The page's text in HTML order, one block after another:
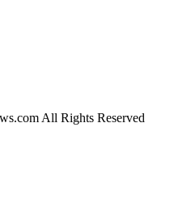
All Rights Reserved